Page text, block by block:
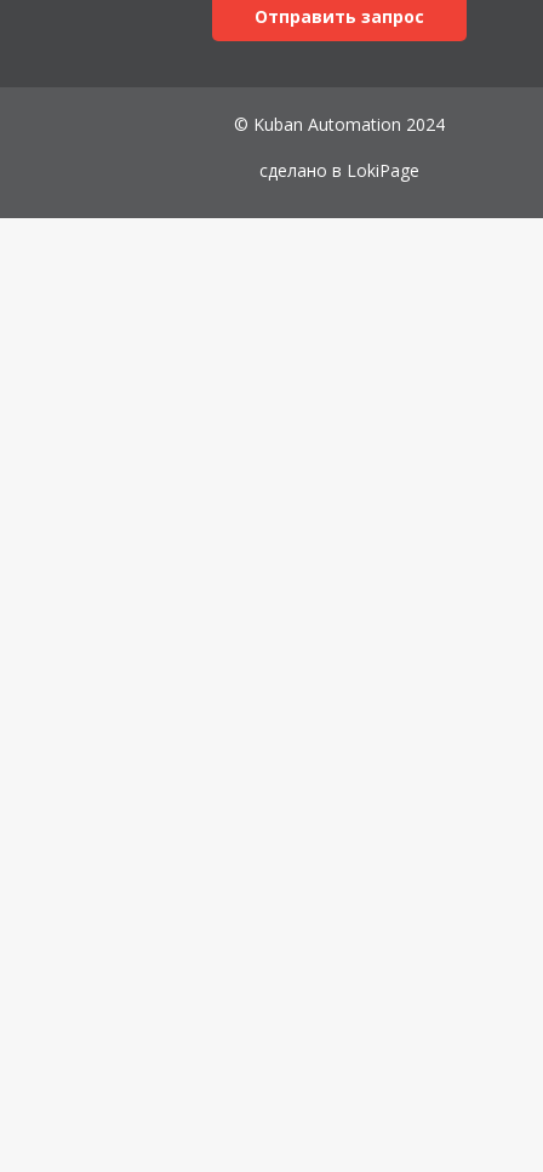
Отправить запрос
© Kuban Automation 2024
сделано в LokiPage